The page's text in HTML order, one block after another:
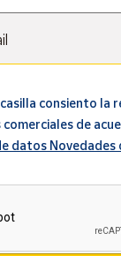
consiento la
comerciales de
datos Novedades